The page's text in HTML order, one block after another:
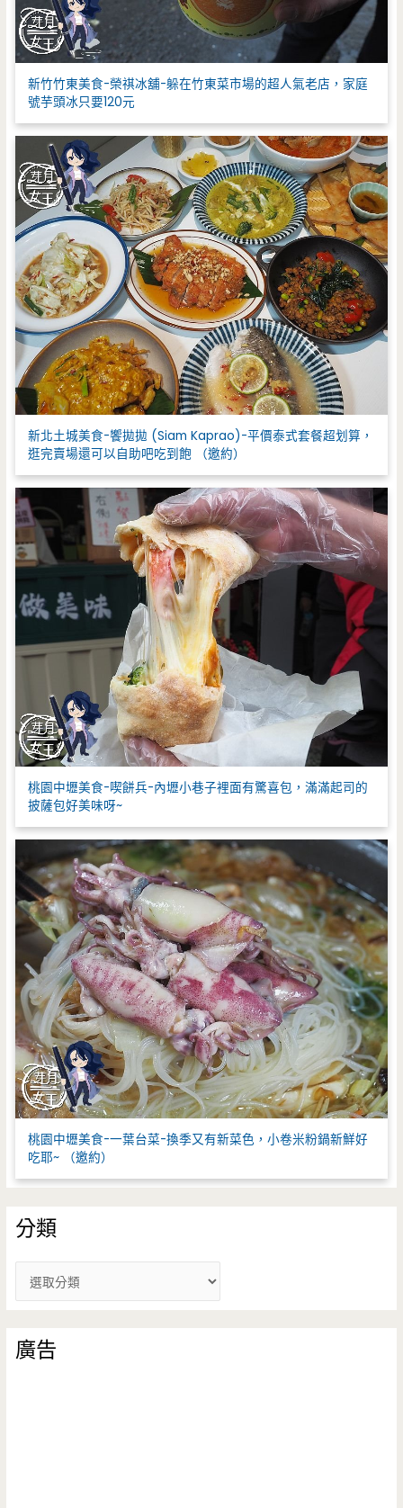
新竹竹東美食-榮祺冰舖-躲在竹東菜市場的超人氣老店，家庭
號芋頭冰只要120元
新北土城美食-饗拋拋 (Siam Kaprao)-平價泰式套餐超划算，
逛完賣場還可以自助吧吃到飽 （邀約）
桃園中壢美食-喫餅兵-內壢小巷子裡面有驚喜包，滿滿起司的
披薩包好美味呀~
桃園中壢美食-一葉台菜-換季又有新菜色，小卷米粉鍋新鮮好
吃耶~ （邀約）
分類
類
廣告